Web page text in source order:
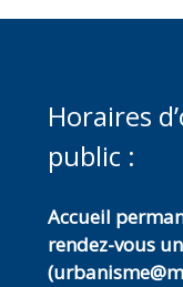
Horaires
public :
Accueil
rendez-vous